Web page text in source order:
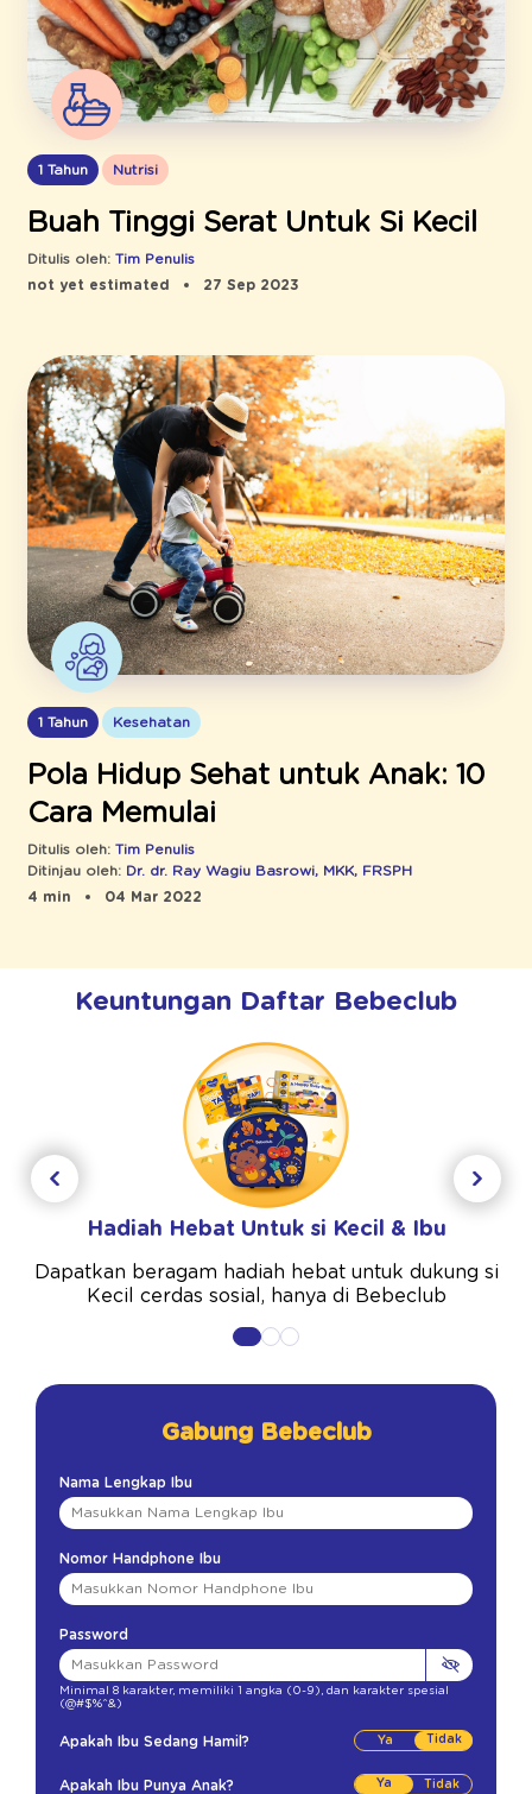
1 Tahun Nutrisi
Buah Tinggi Serat Untuk Si Kecil
Ditulis oleh: Tim Penulis
not yet estimated
27 Sep 2023
1 Tahun Kesehatan
Pola Hidup Sehat untuk Anak: 10
Cara Memulai
Ditulis oleh: Tim Penulis
Ditinjau oleh: Dr. dr. Ray Wagiu Basrowi, MKK, FRSPH
4 min
04 Mar 2022
Keuntungan Daftar Bebeclub
Hadiah Hebat Untuk si Kecil & Ibu
Dapatkan beragam hadiah hebat untuk dukung si
Kecil cerdas sosial, hanya di Bebeclub
Gabung Bebeclub
Nama Lengkap Ibu
Nomor Handphone Ibu
Password
Minimal 8 karakter, memiliki 1 angka (0-9) dan karakter spesial
(@#$%^&)
Apakah Ibu Sedang Hamil? Tidak
Apakah Ibu Punya Anak? Ya